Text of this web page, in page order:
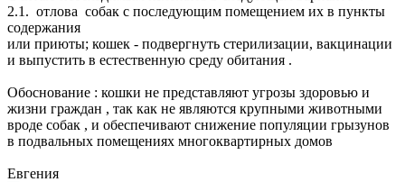
2.1. отлова собак с последующим помещением их в пункты
содержания
или приюты; кошек - подвергнуть стерилизации, вакцинации
и выпустить в естественную среду обитания .
Обоснование : кошки не представляют угрозы здоровью и
жизни граждан , так как не являются крупными животными
вроде собак , и обеспечивают снижение популяции грызунов
в подвальных помещениях многоквартирных домов
Евгения